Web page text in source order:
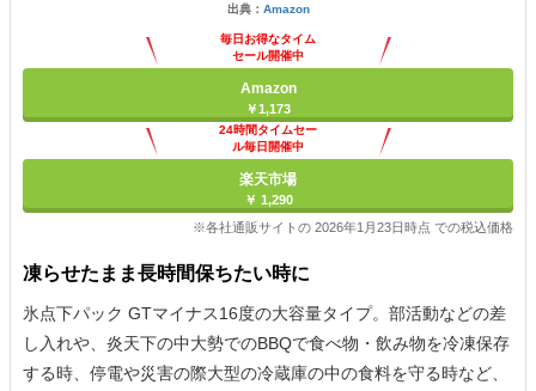
出典： Amazon
毎日お得なタイム
セール開催中
Amazon
￥1,173
24時間タイムセー
ル毎日開催中
楽天市場
￥ 1,290
※各社通販サイトの 2026年1月23日時点 での税込価格
凍らせたまま長時間保ちたい時に
氷点下パック GTマイナス16度の大容量タイプ。部活動などの差
し入れや、炎天下の中大勢でのBBQで食べ物・飲み物を冷凍保存
する時、停電や災害の際大型の冷蔵庫の中の食料を守る時など、